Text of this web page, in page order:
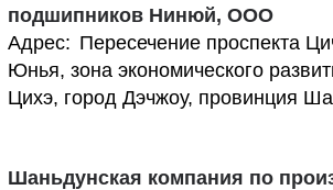
подшипников Нинюй, ООО
Адрес: Пересечение проспекта
Юнья, зона экономического
Цихэ, город Дэчжоу, провинция
Шаньдунская компания по